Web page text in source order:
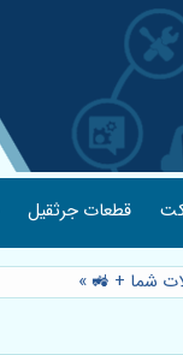
قطعات جرثقیل
»